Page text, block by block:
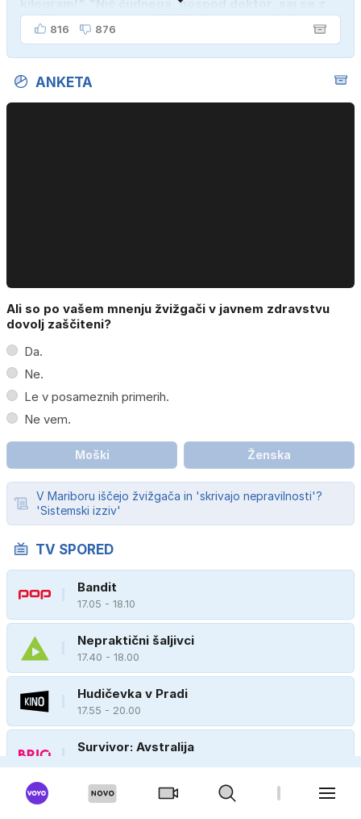
kilogram!" "Nič čudnega, gospod doktor, saj se z
ženo poznava šele tri mesece."
816 876
ANKETA
Ali so po vašem mnenju žvižgači v javnem zdravstvu
dovolj zaščiteni?
Da.
Ne.
Le v posameznih primerih.
Ne vem.
Moški Ženska
V Mariboru iščejo žvižgača in 'skrivajo nepravilnosti'?
'Sistemski izziv'
TV SPORED
Bandit
17.05 - 18.10
Nepraktični šaljivci
17.40 - 18.00
Hudičevka v Pradi
17.55 - 20.00
Survivor: Avstralija
Živalski preiskovalci